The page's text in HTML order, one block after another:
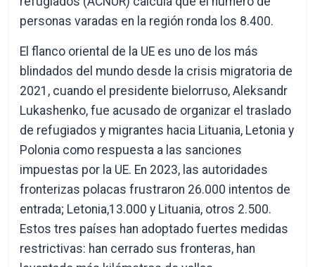
personas varadas en la región ronda los 8.400.
El flanco oriental de la UE es uno de los más
blindados del mundo desde la crisis migratoria de
2021, cuando el presidente bielorruso, Aleksandr
Lukashenko, fue acusado de organizar el traslado
de refugiados y migrantes hacia Lituania, Letonia y
Polonia como respuesta a las sanciones
impuestas por la UE. En 2023, las autoridades
fronterizas polacas frustraron 26.000 intentos de
entrada; Letonia,13.000 y Lituania, otros 2.500.
Estos tres países han adoptado fuertes medidas
restrictivas: han cerrado sus fronteras, han